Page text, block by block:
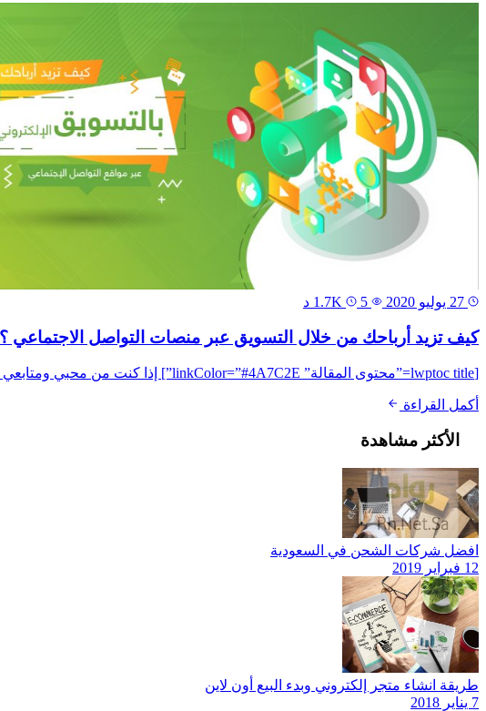
5 د
كيف تزيد أرباحك من خلال التسويق عبر منصات التواصل الاجتماعي ؟
[lwptoc title=”محتوى المقالة” linkColor=”#4A7C2E”] إذا كنت من محبي ومتابعي التسويق عبر منصات التواصل الاجتماعي، بالتأكيد أنك تابعت أو شاهدت بنفسك آخر التحديثات التى طرأت على...
أكمل القراءة
الأكثر مشاهدة
افضل شركات الشحن في السعودية
12 فبراير 2019
طريقة انشاء متجر إلكتروني وبدء البيع أون لاين
7 يناير 2018